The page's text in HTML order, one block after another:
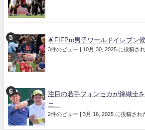
🌟FIFPro男子ワールドイレブン
3件のビュー 10月 30, 2025 に投稿さ
注目の若手フォンセカが錦織圭
ニ...
2件のビュー 3月 16, 2025 に投稿され